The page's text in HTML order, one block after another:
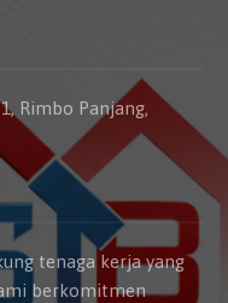
Rimbo Panjang,
tenaga kerja yang
berkomitmen